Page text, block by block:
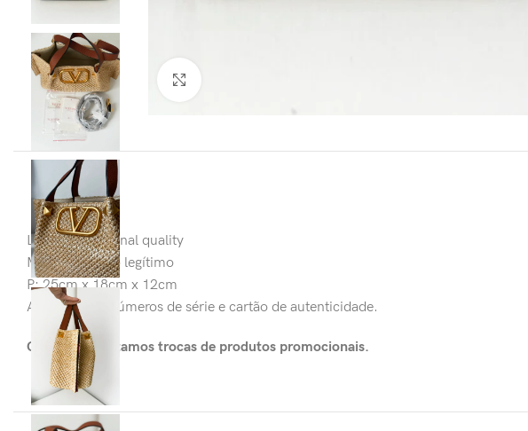
Linha: 1:1 original quality
Material: couro legítimo
P: 25cm x 18cm x 12cm
Acompanha: números de série e cartão de autenticidade.
OBS: Não aceitamos trocas de produtos promocionais.